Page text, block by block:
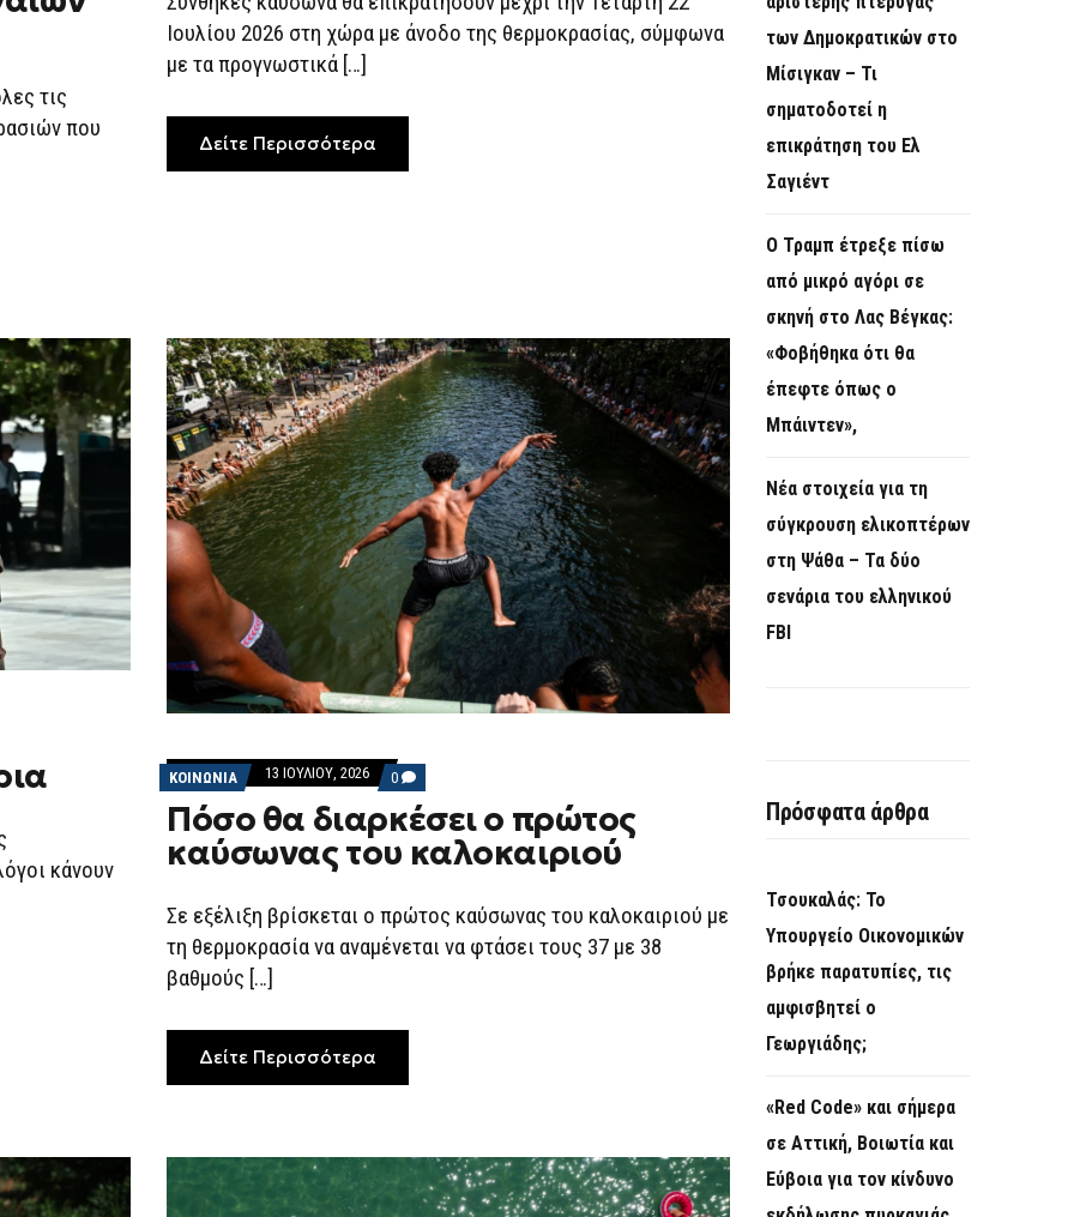
τις
που
ΈΩΣ
43°C
Ιουλίου 2026 στη χώρα με άνοδο της θερμοκρασίας, σύμφωνα
με τα προγνωστικά […]
Δείτε Περισσότερα
κάνουν
ΚΟΙΝΩΝΙΑ 13 ΙΟΥΛΊΟΥ, 2026 0 COMMENTS
ON
ΠΌΣΟ
ΘΑ
ΔΙΑΡΚΈΣΕΙ
Ο
ΚΑΎΣΩΝΑΣ
ΤΟΥ
ΚΑΛΟΚΑΙΡΙΟΎ
Πόσο θα διαρκέσει ο πρώτος
καύσωνας του καλοκαιριού
Σε εξέλιξη βρίσκεται ο πρώτος καύσωνας του καλοκαιριού με
τη θερμοκρασία να αναμένεται να φτάσει τους 37 με 38
βαθμούς […]
Δείτε Περισσότερα
των Δημοκρατικών στο
Μίσιγκαν – Τι
σηματοδοτεί η
επικράτηση του Ελ
Σαγιέντ
Ο Τραμπ έτρεξε πίσω
από μικρό αγόρι σε
σκηνή στο Λας Βέγκας:
«Φοβήθηκα ότι θα
έπεφτε όπως ο
Μπάιντεν»,
Νέα στοιχεία για τη
σύγκρουση ελικοπτέρων
στη Ψάθα – Τα δύο
σενάρια του ελληνικού
FBI
Πρόσφατα άρθρα
Τσουκαλάς: Το
Υπουργείο Οικονομικών
βρήκε παρατυπίες, τις
αμφισβητεί ο
Γεωργιάδης;
«Red Code» και σήμερα
σε Αττική, Βοιωτία και
Εύβοια για τον κίνδυνο